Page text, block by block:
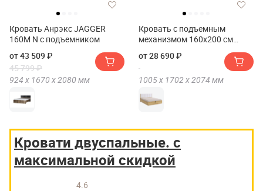
Кровать Анрэкс JAGGER
160М N с подъемником
от 43 509 ₽
45 799 ₽
924 х 1670 х2080 мм
Кровать с подъемным
механизмом 160х200 см
от 28 690 ₽
1005 х 1702 х2074 мм
Кровати двуспальные. с
максимальной скидкой
4.6